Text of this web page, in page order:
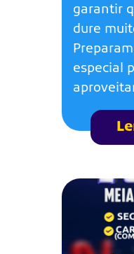
garantir
dure
especial